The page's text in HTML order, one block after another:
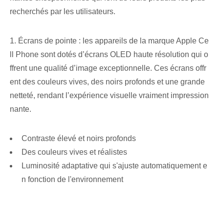
recherchés par les utilisateurs.
1. Écrans de pointe : les appareils de la marque Apple Ce
ll Phone sont dotés d’écrans OLED haute résolution qui o
ffrent une qualité d’image exceptionnelle. Ces écrans offr
ent des couleurs vives, des noirs profonds et une grande
netteté, rendant l’expérience visuelle vraiment impression
nante.
Contraste élevé et noirs profonds
Des couleurs vives et réalistes
Luminosité adaptative qui s'ajuste automatiquement e
n fonction de l'environnement